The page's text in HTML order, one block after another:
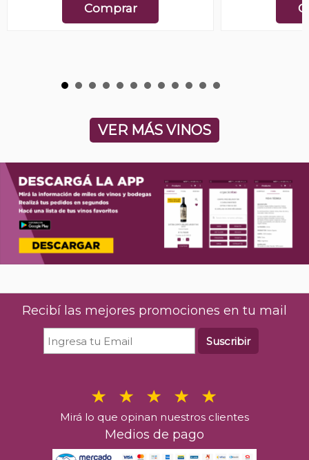
Comprar
VER MÁS VINOS
Recibí las mejores promociones en tu mail
Suscribir
Mirá lo que opinan nuestros clientes
Medios de pago